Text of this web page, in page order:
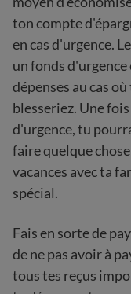
ton compte
en cas d'urgence.
un fonds
dépenses au cas
blesseriez. Une
d'urgence, tu
faire quelque
vacances avec ta
spécial.
Fais en sorte de
de ne pas avoir à
tous tes reçus